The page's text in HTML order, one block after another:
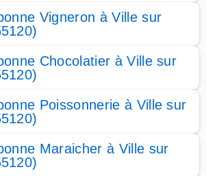
Vigneron à Ville sur
Chocolatier à Ville sur
Poissonnerie à Ville sur
Maraicher à Ville sur